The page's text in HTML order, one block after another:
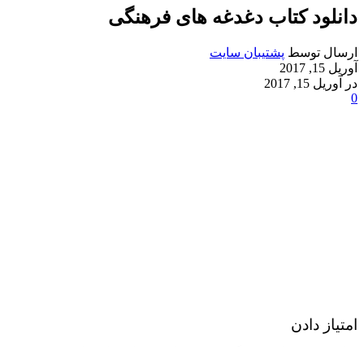
دانلود کتاب دغدغه های فرهنگی
ارسال توسط پشتیبان سایت
آوریل 15, 2017
در آوریل 15, 2017
0
امتیاز دادن